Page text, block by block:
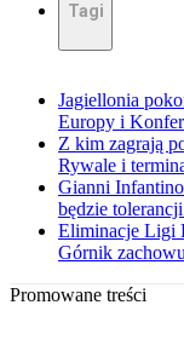
Tagi
Jagiellonia
Europy i
Z kim zagrają
Rywale i
Gianni Infantino
będzie
Eliminacje Ligi
Górnik
Promowane treści